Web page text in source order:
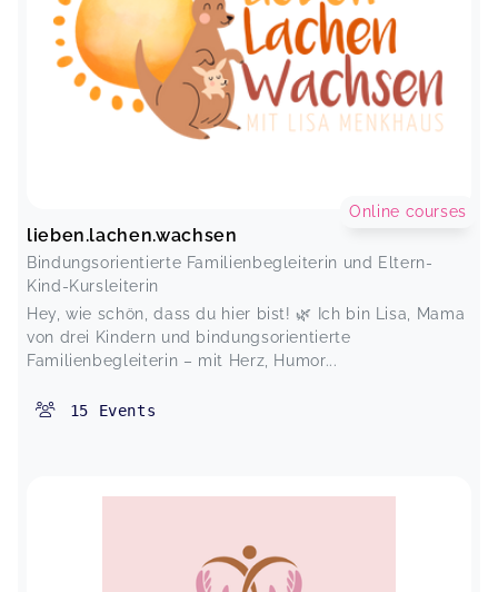
lieben.lachen.wachsen
Bindungsorientierte Familienbegleiterin und Eltern-
Kind-Kursleiterin
Hey, wie schön, dass du hier bist! 🌿 Ich bin Lisa, Mama
von drei Kindern und bindungsorientierte
Familienbegleiterin – mit Herz, Humor...
Online courses
15 Events